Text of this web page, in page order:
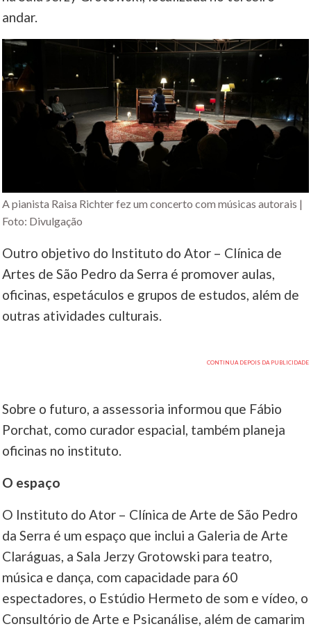
andar.
A pianista Raisa Richter fez um concerto com músicas autorais |
Foto: Divulgação
Outro objetivo do Instituto do Ator – Clínica de
Artes de São Pedro da Serra é promover aulas,
oficinas, espetáculos e grupos de estudos, além de
outras atividades culturais.
Sobre o futuro, a assessoria informou que Fábio
Porchat, como curador espacial, também planeja
oficinas no instituto.
O espaço
O Instituto do Ator – Clínica de Arte de São Pedro
da Serra é um espaço que inclui a Galeria de Arte
Claráguas, a Sala Jerzy Grotowski para teatro,
música e dança, com capacidade para 60
espectadores, o Estúdio Hermeto de som e vídeo, o
Consultório de Arte e Psicanálise, além de camarim